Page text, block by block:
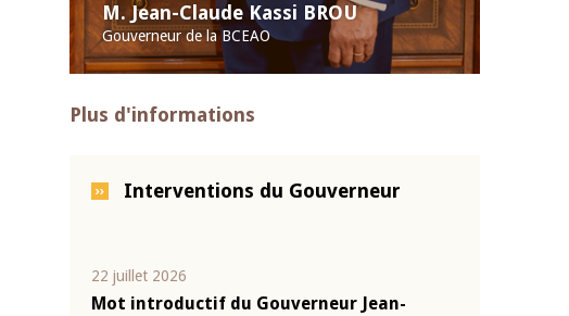
M. Jean-Claude Kassi BROU
Gouverneur de la BCEAO
Plus d'informations
Interventions du Gouverneur
22 juillet 2026
Mot introductif du Gouverneur Jean-